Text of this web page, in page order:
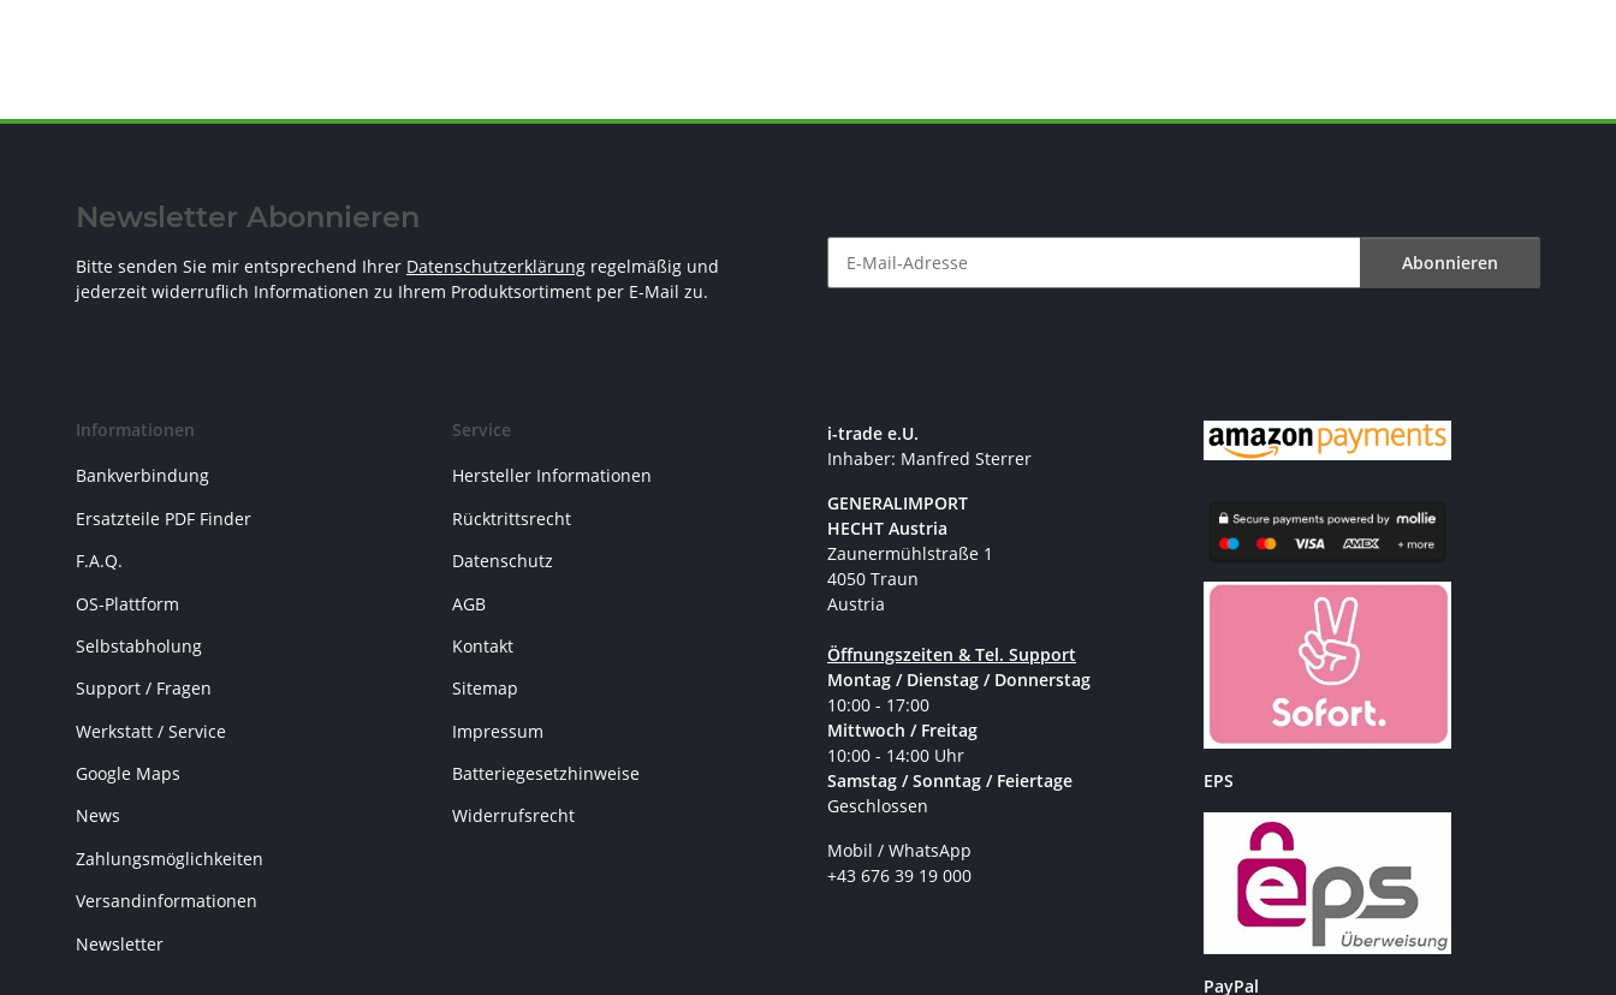
Newsletter Abonnieren
Bitte senden Sie mir entsprechend Ihrer Datenschutzerklärung regelmäßig und
jederzeit widerruflich Informationen zu Ihrem Produktsortiment per E-Mail zu.
Abonnieren
Informationen
Bankverbindung
Ersatzteile PDF Finder
F.A.Q.
OS-Plattform
Selbstabholung
Support / Fragen
Werkstatt / Service
Google Maps
News
Zahlungsmöglichkeiten
Versandinformationen
Newsletter
Service
Hersteller Informationen
Rücktrittsrecht
Datenschutz
AGB
Kontakt
Sitemap
Impressum
Batteriegesetzhinweise
Widerrufsrecht
i-trade e.U.
Inhaber: Manfred Sterrer
GENERALIMPORT
HECHT Austria
Zaunermühlstraße 1
4050 Traun
Austria
Öffnungszeiten & Tel. Support
Montag / Dienstag / Donnerstag
10:00 - 17:00
Mittwoch / Freitag
10:00 - 14:00 Uhr
Samstag / Sonntag / Feiertage
Geschlossen
Mobil / WhatsApp
+43 676 39 19 000
EPS
PayPal